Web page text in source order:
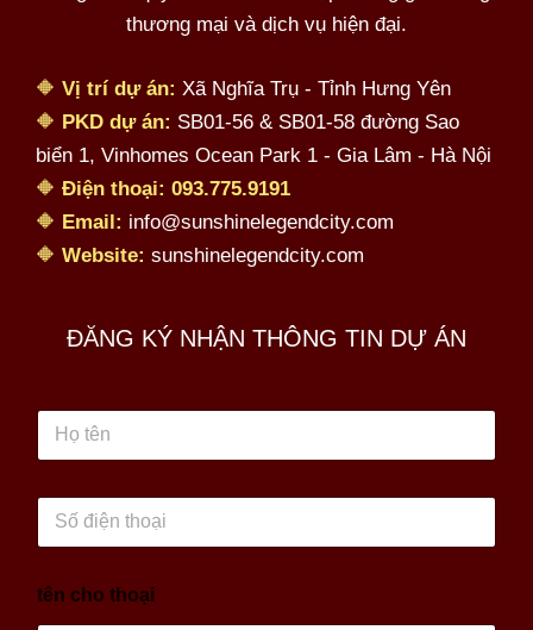
thương mại và dịch vụ hiện đại.
🔶 Vị trí dự án: Xã Nghĩa Trụ - Tỉnh Hưng Yên
🔶 PKD dự án: SB01-56 & SB01-58 đường Sao
biển 1, Vinhomes Ocean Park 1 - Gia Lâm - Hà Nội
🔶 Điện thoại: 093.775.9191
🔶 Email: info@sunshinelegendcity.com
🔶 Website: sunshinelegendcity.com
ĐĂNG KÝ NHẬN THÔNG TIN DỰ ÁN
H
t
S
đ
ệ
tên cho thoại